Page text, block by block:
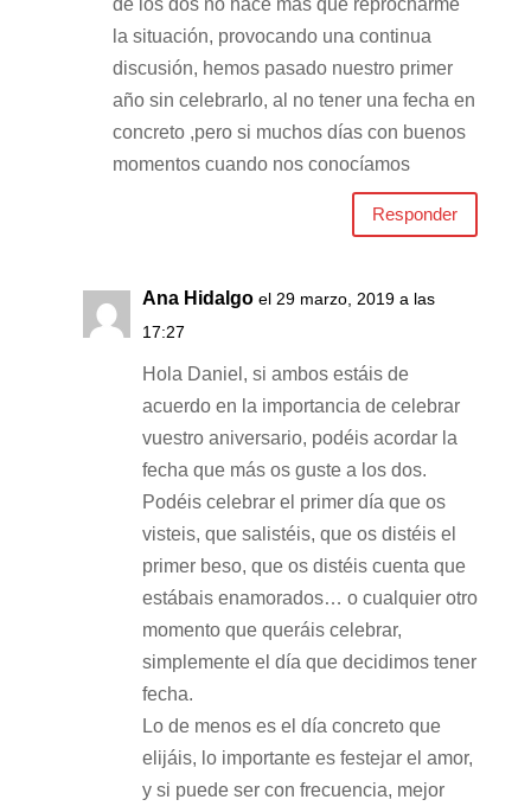
la situación, provocando una continua
discusión, hemos pasado nuestro primer
año sin celebrarlo, al no tener una fecha en
concreto ,pero si muchos días con buenos
momentos cuando nos conocíamos
Responder
Ana Hidalgo el 29 marzo, 2019 a las
17:27
Hola Daniel, si ambos estáis de
acuerdo en la importancia de celebrar
vuestro aniversario, podéis acordar la
fecha que más os guste a los dos.
Podéis celebrar el primer día que os
visteis, que salistéis, que os distéis el
primer beso, que os distéis cuenta que
estábais enamorados… o cualquier otro
momento que queráis celebrar,
simplemente el día que decidimos tener
fecha.
Lo de menos es el día concreto que
elijáis, lo importante es festejar el amor,
y si puede ser con frecuencia, mejor